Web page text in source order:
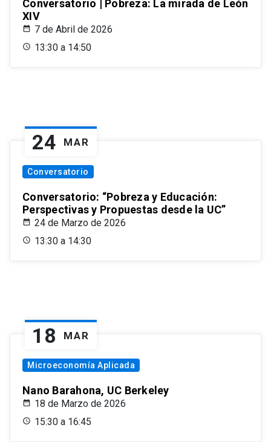
Conversatorio | Pobreza: La mirada de León
XIV
7 de Abril de 2026
13:30 a 14:50
24 MAR
Conversatorio
Conversatorio: “Pobreza y Educación:
Perspectivas y Propuestas desde la UC”
24 de Marzo de 2026
13:30 a 14:30
18 MAR
Microeconomía Aplicada
Nano Barahona, UC Berkeley
18 de Marzo de 2026
15:30 a 16:45